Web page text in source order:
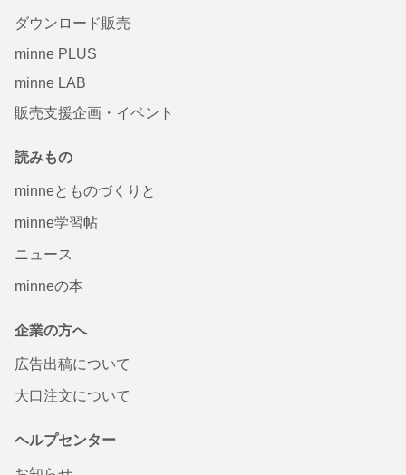
ダウンロード販売
minne PLUS
minne LAB
販売支援企画・イベント
読みもの
minneとものづくりと
minne学習帖
ニュース
minneの本
企業の方へ
広告出稿について
大口注文について
ヘルプセンター